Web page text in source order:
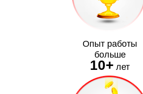
Опыт работы
больше
10+ лет